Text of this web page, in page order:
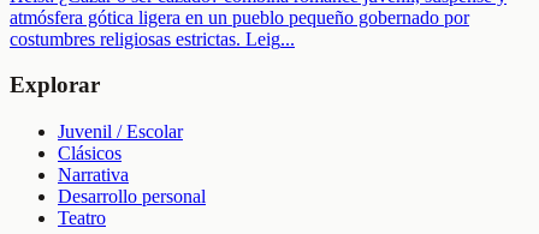
atmósfera gótica ligera en un pueblo pequeño gobernado por
costumbres religiosas estrictas. Leig...
Explorar
Juvenil / Escolar
Clásicos
Narrativa
Desarrollo personal
Teatro